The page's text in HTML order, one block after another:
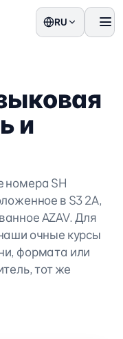
RU
и
номера SH
в S3 2A,
AZAV. Для
очные курсы
формата или
тот же